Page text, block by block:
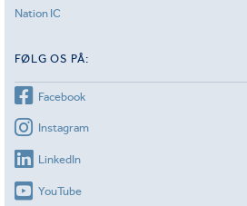
Nation IC
FØLG OS PÅ:
Facebook
Instagram
LinkedIn
YouTube